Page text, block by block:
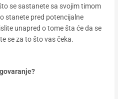
se sastanete sa svojim timom
stanete pred potencijalne
unapred o tome šta će da se
se za to što vas čeka.